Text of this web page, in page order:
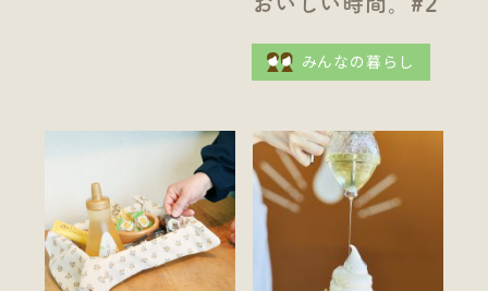
みんなの暮らし